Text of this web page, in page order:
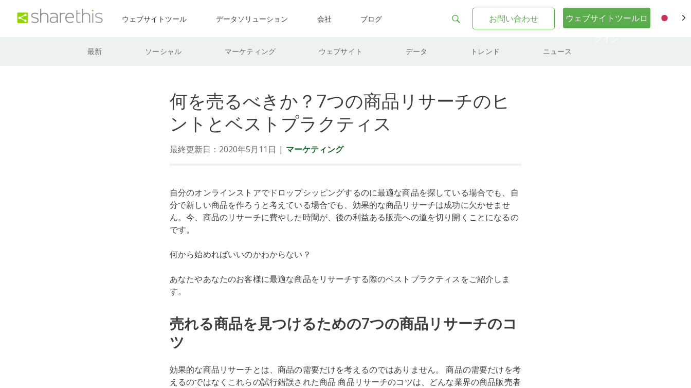
ウェブサイトツール データソリューション 会社 ブログ お問い合わせ
ウェブサイトツールロ
最新 ソーシャル マーケティング ウェブサイト データ トレンド ニュース
何を売るべきか？7つの商品リサーチのヒ
ントとベストプラクティス
最終更新日：2020年5月11日 | マーケティング
自分のオンラインストアでドロップシッピングするのに最適な商品を探している場合でも、自
分で新しい商品を作ろうと考えている場合でも、効果的な商品リサーチは成功に欠かせませ
ん。今、商品のリサーチに費やした時間が、後の利益ある販売への道を切り開くことになるの
です。
何から始めればいいのかわからない？
あなたやあなたのお客様に最適な商品をリサーチする際のベストプラクティスをご紹介しま
す。
売れる商品を見つけるための7つの商品リサーチのコ
ツ
効果的な商品リサーチとは、商品の需要だけを考えるのではありません。 商品の需要だけを考
えるのではなくこれらの試行錯誤された商品 商品リサーチのコツは、どんな業界の商品販売者